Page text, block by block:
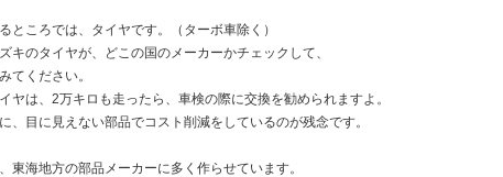
ところでは、タイヤです。（ターボ車除く）
キのタイヤが、どこの国のメーカーかチェックして、
てください。
ヤは、2万キロも走ったら、車検の際に交換を勧められますよ。
、目に見えない部品でコスト削減をしているのが残念です。
東海地方の部品メーカーに多く作らせています。